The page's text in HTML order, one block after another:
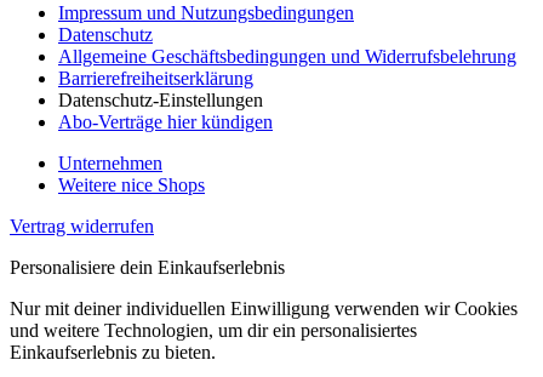
Impressum und Nutzungsbedingungen
Datenschutz
Allgemeine Geschäftsbedingungen und Widerrufsbelehrung
Barrierefreiheitserklärung
Datenschutz-Einstellungen
Abo-Verträge hier kündigen
Unternehmen
Weitere nice Shops
Vertrag widerrufen
Personalisiere dein Einkaufserlebnis
Nur mit deiner individuellen Einwilligung verwenden wir Cookies
und weitere Technologien, um dir ein personalisiertes
Einkaufserlebnis zu bieten.